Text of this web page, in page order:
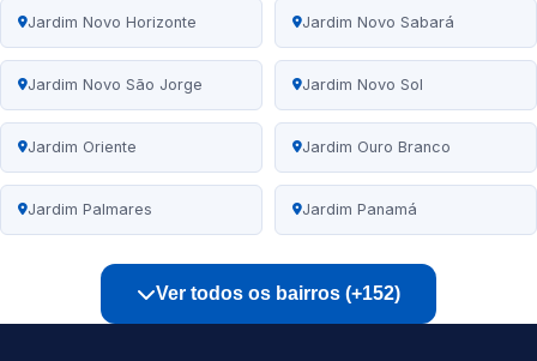
Jardim Novo Horizonte Jardim Novo Sabará
Jardim Novo São Jorge Jardim Novo Sol
Jardim Oriente Jardim Ouro Branco
Jardim Palmares Jardim Panamá
Ver todos os bairros (+152)